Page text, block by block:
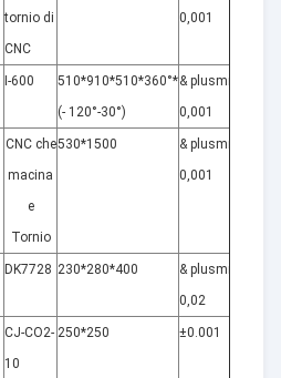
tornio di
CNC
0,001
I-600
510*910*510*360°*
(- 120°-30°)
& plusmn;
0,001
CNC che
macina
e
Tornio
530*1500
& plusmn;
0,001
DK7728 230*280*400
& plusmn;
0,02
CJ-CO2-
10
250*250 ±0.001